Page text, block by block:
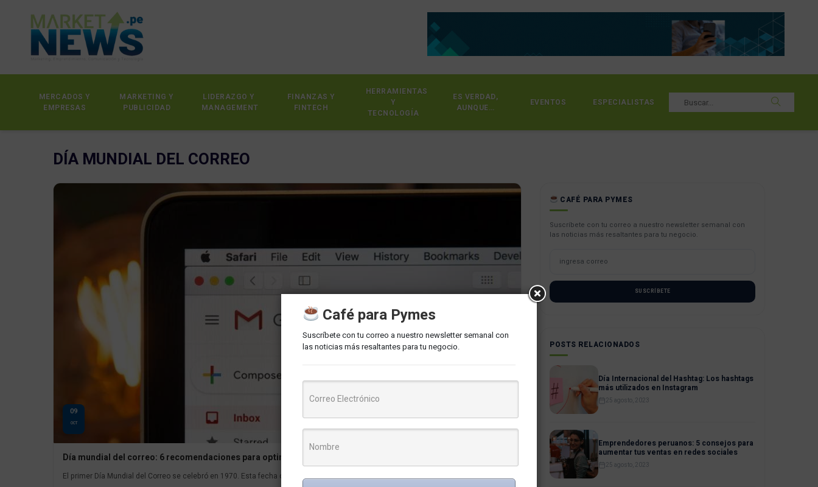
MERCADOS Y
EMPRESAS
MARKETING Y
PUBLICIDAD
LIDERAZGO Y
MANAGEMENT
FINANZAS Y
FINTECH
HERRAMIENTAS
Y
TECNOLOGÍA
ES VERDAD,
AUNQUE…
EVENTOS ESPECIALISTAS
DÍA MUNDIAL DEL CORREO
09
OCT
Día mundial del correo: 6 recomendaciones para optimizarlo
El primer Día Mundial del Correo se celebró en 1970. Esta fecha conmemora la fundación de la Unión Postal Universal...
CAFÉ PARA PYMES
Suscríbete con tu correo a nuestro newsletter semanal con
las noticias más resaltantes para tu negocio.
SUSCRÍBETE
POSTS RELACIONADOS
Día Internacional del Hashtag: Los hashtags
más utilizados en Instagram
25 agosto, 2023
Emprendedores peruanos: 5 consejos para
aumentar tus ventas en redes sociales
25 agosto, 2023
Café para Pymes
Suscríbete con tu correo a nuestro newsletter semanal con
las noticias más resaltantes para tu negocio.